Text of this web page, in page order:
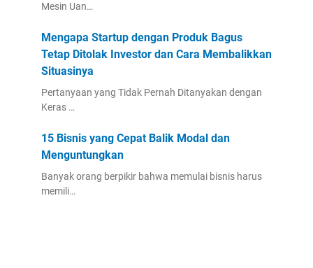
Mesin Uan…
Mengapa Startup dengan Produk Bagus
Tetap Ditolak Investor dan Cara Membalikkan
Situasinya
Pertanyaan yang Tidak Pernah Ditanyakan dengan
Keras …
15 Bisnis yang Cepat Balik Modal dan
Menguntungkan
Banyak orang berpikir bahwa memulai bisnis harus
memili…